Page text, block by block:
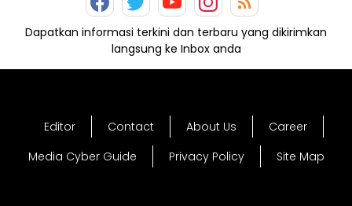
Dapatkan informasi terkini dan terbaru yang dikirimkan
langsung ke Inbox anda
Editor Contact About Us
Career
Media Cyber Guide
Privacy Policy Site Map